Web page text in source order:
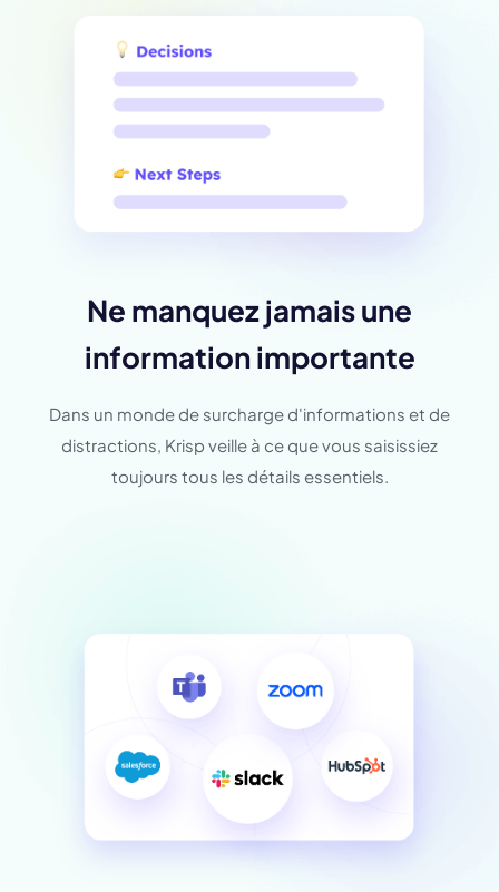
Ne manquez jamais une
information importante
Dans un monde de surcharge d'informations et de
distractions, Krisp veille à ce que vous saisissiez
toujours tous les détails essentiels.